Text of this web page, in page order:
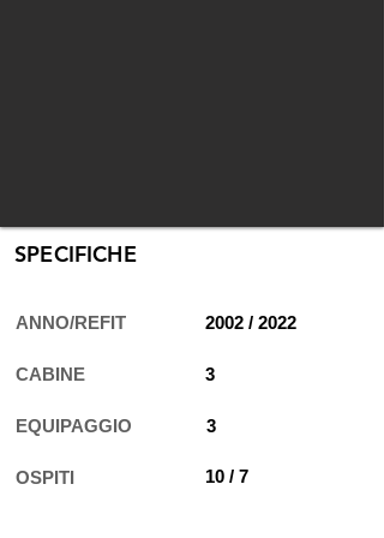
SPECIFICHE
ANNO/REFIT 2002 / 2022
CABINE 3
EQUIPAGGIO 3
OSPITI 10 / 7